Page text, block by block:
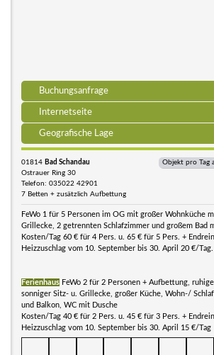
Buchungsanfrage
Internetseite
Geografische Lage
01814 Bad Schandau
Ostrauer Ring 30
Telefon: 035022 42901
7 Betten + zusätzlich Aufbettung
Objekt pro Tag
FeWo 1 für 5 Personen im OG mit großer Wohnküche
Grillecke, 2 getrennten Schlafzimmer und großem Bad
Kosten/Tag 60 € für 4 Pers. u. 65 € für 5 Pers. +
Heizzuschlag vom 10. September bis 30. April 20 €/Tag.
Ferienhaus FeWo 2 für 2 Personen + Aufbettung,
sonniger Sitz- u. Grillecke, großer Küche, Wohn-/
und Balkon, WC mit Dusche
Kosten/Tag 40 € für 2 Pers. u. 45 € für 3 Pers. +
Heizzuschlag vom 10. September bis 30. April 15 €/Tag